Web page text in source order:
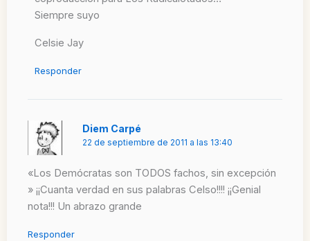
Siempre suyo
Celsie Jay
Responder
Diem Carpé
22 de septiembre de 2011 a las 13:40
«Los Demócratas son TODOS fachos, sin excepción
» ¡¡Cuanta verdad en sus palabras Celso!!!! ¡¡Genial
nota!!! Un abrazo grande
Responder